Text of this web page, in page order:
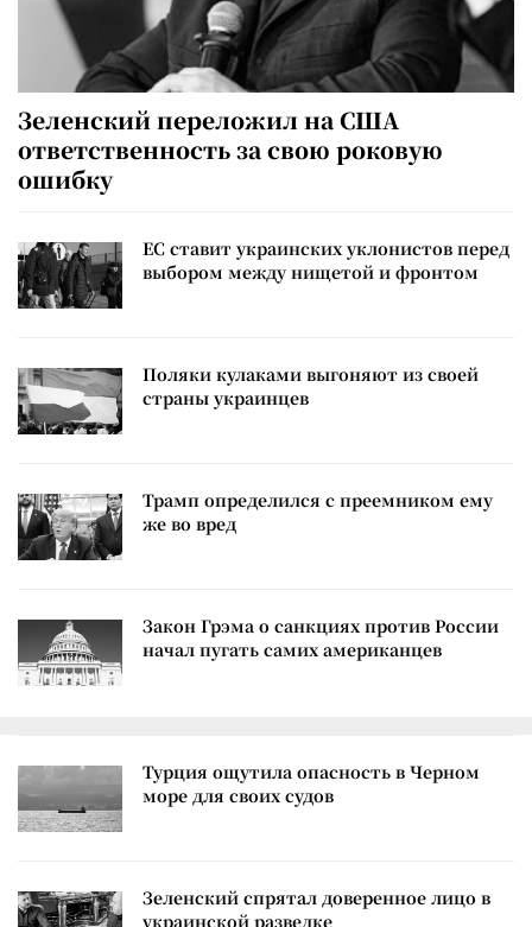
Зеленский переложил на США
ответственность за свою роковую
ошибку
ЕС ставит украинских уклонистов перед
выбором между нищетой и фронтом
Поляки кулаками выгоняют из своей
страны украинцев
Трамп определился с преемником ему
же во вред
Закон Грэма о санкциях против России
начал пугать самих американцев
Турция ощутила опасность в Черном
море для своих судов
Зеленский спрятал доверенное лицо в
украинской разведке